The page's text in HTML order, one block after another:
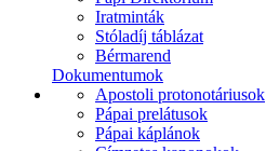
Iratminták
Stóladíj táblázat
Bérmarend
Dokumentumok
Apostoli protonotáriusok
Pápai prelátusok
Pápai káplánok